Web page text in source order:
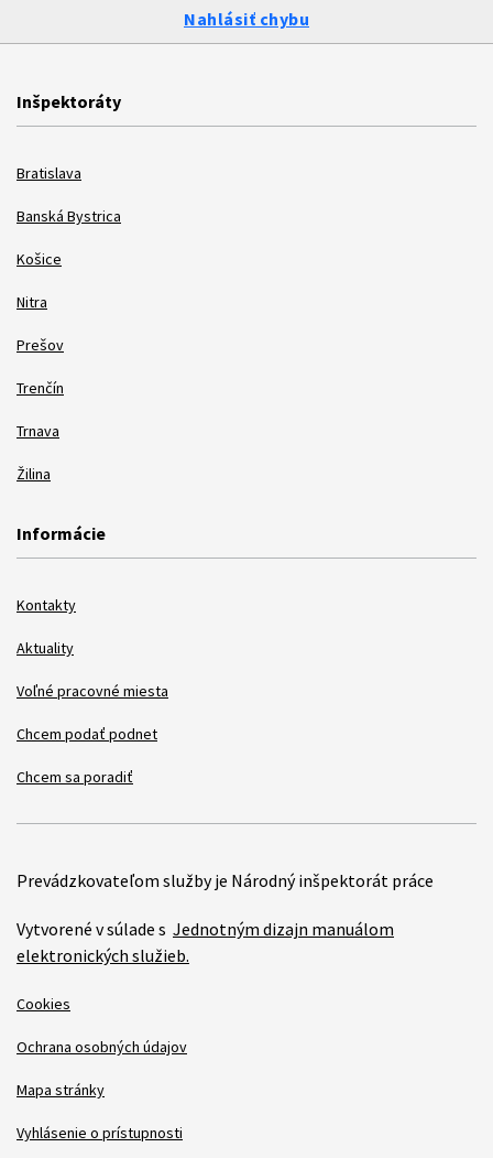
Nahlásiť chybu
Inšpektoráty
Bratislava
Banská Bystrica
Košice
Nitra
Prešov
Trenčín
Trnava
Žilina
Informácie
Kontakty
Aktuality
Voľné pracovné miesta
Chcem podať podnet
Chcem sa poradiť
Prevádzkovateľom služby je Národný inšpektorát práce
Vytvorené v súlade s Jednotným dizajn manuálom
elektronických služieb.
Cookies
Ochrana osobných údajov
Mapa stránky
Vyhlásenie o prístupnosti